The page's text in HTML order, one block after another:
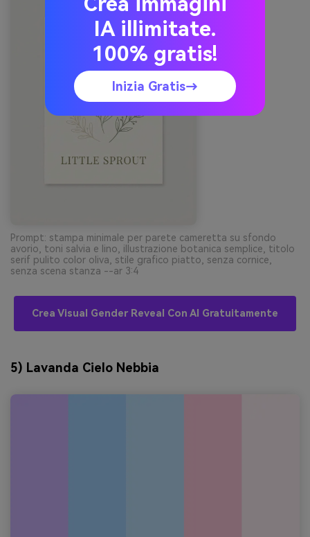
Prompt: stampa minimale per parete cameretta su sfondo
avorio, toni salvia e lino, illustrazione botanica semplice, titolo
serif pulito color oliva, stile grafico piatto, senza cornice,
senza scena stanza --ar 3:4
Crea Visual Gender Reveal Con AI Gratuitamente
5) Lavanda Cielo Nebbia
IA illimitate.
100% gratis!
Inizia Gratis→